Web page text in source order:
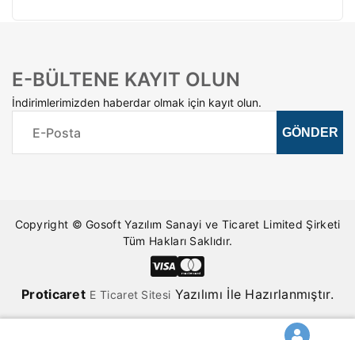
E-BÜLTENE KAYIT OLUN
İndirimlerimizden haberdar olmak için kayıt olun.
Copyright © Gosoft Yazılım Sanayi ve Ticaret Limited Şirketi
Tüm Hakları Saklıdır.
Proticaret E Ticaret Sitesi Yazılımı İle Hazırlanmıştır.